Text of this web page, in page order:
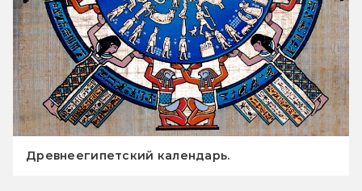
Древнеегипетский календарь.